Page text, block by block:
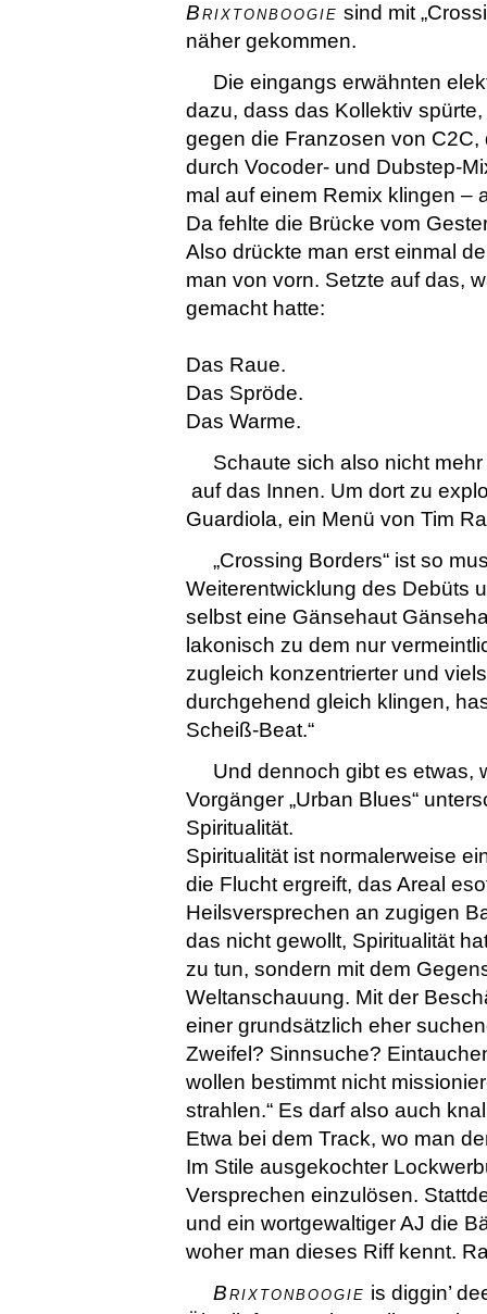
Brixtonboogie sind mit
näher gekommen.
Die eingangs erwähnten
dazu, dass das Kollektiv
gegen die Franzosen von C2C,
durch Vocoder- und Dubstep-
mal auf einem Remix klingen –
Da fehlte die Brücke vom
Also drückte man erst einmal
man von vorn. Setzte auf das,
gemacht hatte:
Das Raue.
Das Spröde.
Das Warme.
Schaute sich also nicht
auf das Innen. Um dort zu
Guardiola, ein Menü von Tim
„Crossing Borders“ ist so
Weiterentwicklung des Debüts
selbst eine Gänsehaut
lakonisch zu dem nur
zugleich konzentrierter und
durchgehend gleich klingen,
Scheiß-Beat.“
Und dennoch gibt es etwas,
Vorgänger „Urban Blues“
Spiritualität.
Spiritualität ist normalerweise
die Flucht ergreift, das Areal
Heilsversprechen an zugigen
das nicht gewollt, Spiritualität
zu tun, sondern mit dem
Weltanschauung. Mit der
einer grundsätzlich eher
Zweifel? Sinnsuche?
wollen bestimmt nicht
strahlen.“ Es darf also auch
Etwa bei dem Track, wo man
Im Stile ausgekochter
Versprechen einzulösen.
und ein wortgewaltiger AJ die
woher man dieses Riff kennt.
Brixtonboogie is diggin’